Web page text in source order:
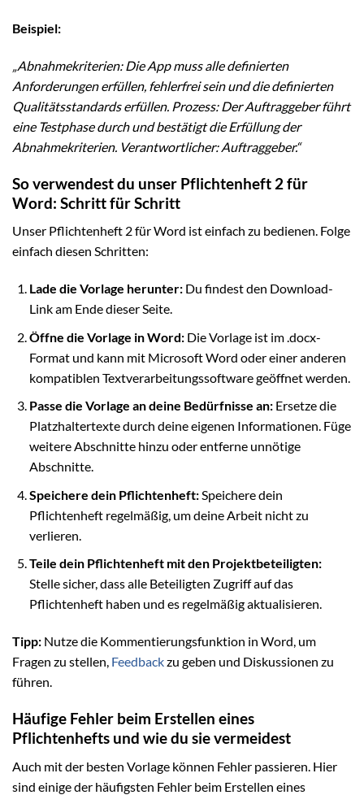
Beispiel:
„Abnahmekriterien: Die App muss alle definierten
Anforderungen erfüllen, fehlerfrei sein und die definierten
Qualitätsstandards erfüllen. Prozess: Der Auftraggeber führt
eine Testphase durch und bestätigt die Erfüllung der
Abnahmekriterien. Verantwortlicher: Auftraggeber.“
So verwendest du unser Pflichtenheft 2 für
Word: Schritt für Schritt
Unser Pflichtenheft 2 für Word ist einfach zu bedienen. Folge
einfach diesen Schritten:
Lade die Vorlage herunter:Du findest den Download-
Link am Ende dieser Seite.
Öffne die Vorlage in Word:Die Vorlage ist im .docx-
Format und kann mit Microsoft Word oder einer anderen
kompatiblen Textverarbeitungssoftware geöffnet werden.
Passe die Vorlage an deine Bedürfnisse an:Ersetze die
Platzhaltertexte durch deine eigenen Informationen. Füge
weitere Abschnitte hinzu oder entferne unnötige
Abschnitte.
Speichere dein Pflichtenheft:Speichere dein
Pflichtenheft regelmäßig, um deine Arbeit nicht zu
verlieren.
Teile dein Pflichtenheft mit den Projektbeteiligten:
Stelle sicher, dass alle Beteiligten Zugriff auf das
Pflichtenheft haben und es regelmäßig aktualisieren.
Tipp: Nutze die Kommentierungsfunktion in Word, um
Fragen zu stellen, Feedbackzu geben und Diskussionen zu
führen.
Häufige Fehler beim Erstellen eines
Pflichtenhefts und wie du sie vermeidest
Auch mit der besten Vorlage können Fehler passieren. Hier
sind einige der häufigsten Fehler beim Erstellen eines